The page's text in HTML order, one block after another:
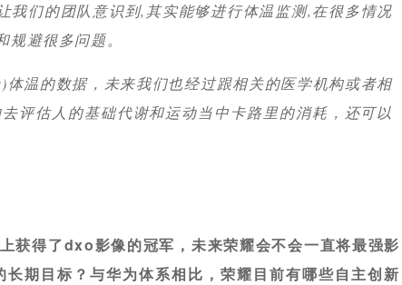
我们的团队意识到,其实能够进行体温监测,在很多情况
规避很多问题。
体温的数据，未来我们也经过跟相关的医学机构或者相
评估人的基础代谢和运动当中卡路里的消耗，还可以
获得了dxo影像的冠军，未来荣耀会不会一直将最强影
期目标？与华为体系相比，荣耀目前有哪些自主创新